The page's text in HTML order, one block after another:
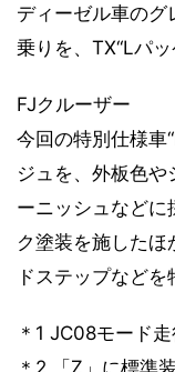
ディーゼル車のグ
乗りを、TX“Lパ
FJクルーザー
今回の特別仕様車
ジュを、外板色
ーニッシュなどに
ク塗装を施した
ドステップなど
＊1 JC08モード
＊2 「Z」に標準